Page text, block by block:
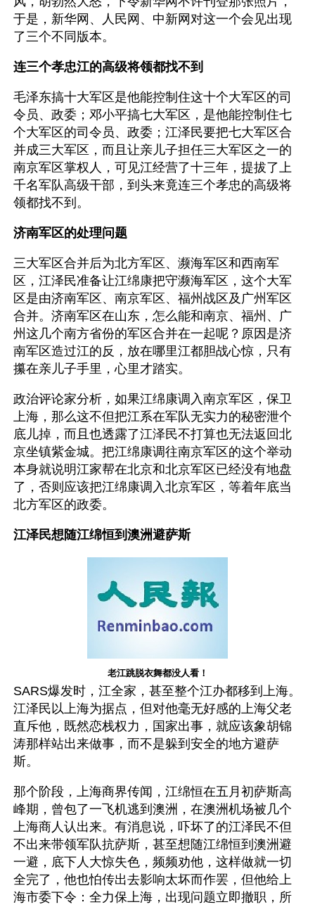
于是，新华网、人民网、中新网对这一个会见出现
了三个不同版本。
连三个孝忠江的高级将领都找不到
毛泽东搞十大军区是他能控制住这十个大军区的司
令员、政委；邓小平搞七大军区，是他能控制住七
个大军区的司令员、政委；江泽民要把七大军区合
并成三大军区，而且让亲儿子担任三大军区之一的
南京军区掌权人，可见江经营了十三年，提拔了上
千名军队高级干部，到头来竟连三个孝忠的高级将
领都找不到。
济南军区的处理问题
三大军区合并后为北方军区、濒海军区和西南军
区，江泽民准备让江绵康把守濒海军区，这个大军
区是由济南军区、南京军区、福州战区及广州军区
合并。济南军区在山东，怎么能和南京、福州、广
州这几个南方省份的军区合并在一起呢？原因是济
南军区造过江的反，放在哪里江都胆战心惊，只有
攥在亲儿子手里，心里才踏实。
政治评论家分析，如果江绵康调入南京军区，保卫
上海，那么这不但把江系在军队无实力的秘密泄个
底儿掉，而且也透露了江泽民不打算也无法返回北
京坐镇紫金城。把江绵康调往南京军区的这个举动
本身就说明江家帮在北京和北京军区已经没有地盘
了，否则应该把江绵康调入北京军区，等着年底当
北方军区的政委。
江泽民想随江绵恒到澳洲避萨斯
老江跳脱衣舞都没人看！
SARS爆发时，江全家，甚至整个江办都移到上海。
江泽民以上海为据点，但对他毫无好感的上海父老
直斥他，既然恋栈权力，国家出事，就应该象胡锦
涛那样站出来做事，而不是躲到安全的地方避萨
斯。
那个阶段，上海商界传闻，江绵恒在五月初萨斯高
峰期，曾包了一飞机逃到澳洲，在澳洲机场被几个
上海商人认出来。有消息说，吓坏了的江泽民不但
不出来带领军队抗萨斯，甚至想随江绵恒到澳洲避
一避，底下人大惊失色，频频劝他，这样做就一切
全完了，他也怕传出去影响太坏而作罢，但他给上
海市委下令：全力保上海，出现问题立即撤职，所